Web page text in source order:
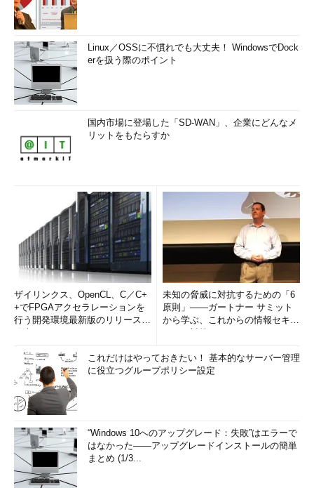
Linux／OSSに不慣れでも大丈夫！ WindowsでDock
erを扱う際のポイント
国内市場に登場した「SD-WAN」、企業にどんなメ
リットをもたらすか
ザイリンクス、OpenCL、C／C+
+でFPGAアクセラレーションを
行う開発環境最新版のリリースを
未知の脅威に対抗するための「6
原則」――ガートナー サミット
から学ぶ、これからの情報セキュ
これだけはやっておきたい！ 基本的なサーバー管理
に役立つグループポリシー設定
“Windows 10へのアップグレード：失敗”はエラーで
はなかった――アップグレードインストールの簡単
まとめ (1/3...